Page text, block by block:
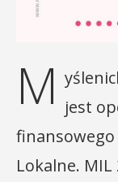
M jest
Lokalne. MIL